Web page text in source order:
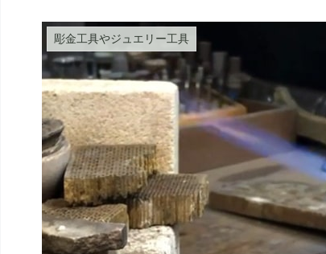
彫金工具やジュエリー工具